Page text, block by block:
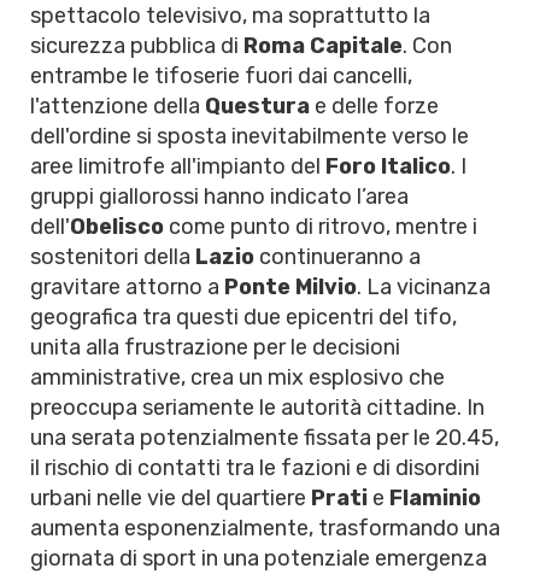
spettacolo televisivo, ma soprattutto la
sicurezza pubblica di Roma Capitale. Con
entrambe le tifoserie fuori dai cancelli,
l'attenzione della Questura e delle forze
dell'ordine si sposta inevitabilmente verso le
aree limitrofe all'impianto del Foro Italico. I
gruppi giallorossi hanno indicato l’area
dell'Obelisco come punto di ritrovo, mentre i
sostenitori della Lazio continueranno a
gravitare attorno a Ponte Milvio. La vicinanza
geografica tra questi due epicentri del tifo,
unita alla frustrazione per le decisioni
amministrative, crea un mix esplosivo che
preoccupa seriamente le autorità cittadine. In
una serata potenzialmente fissata per le 20.45,
il rischio di contatti tra le fazioni e di disordini
urbani nelle vie del quartiere Prati e Flaminio
aumenta esponenzialmente, trasformando una
giornata di sport in una potenziale emergenza